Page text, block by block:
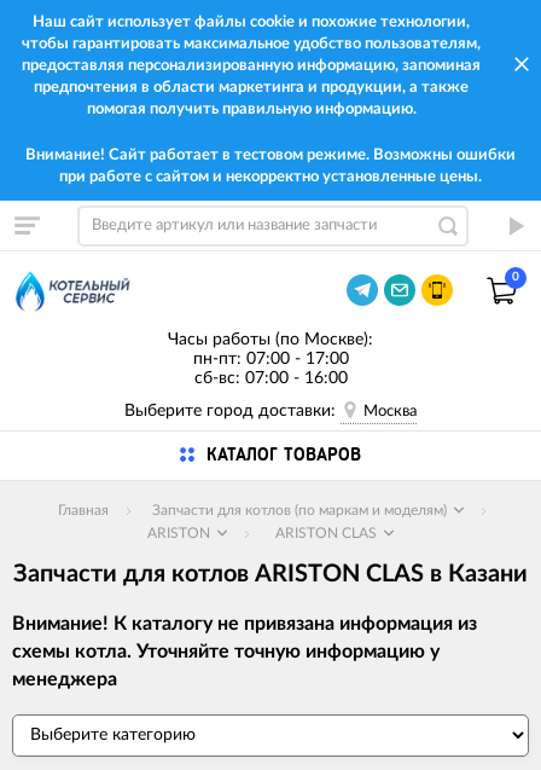
Наш сайт использует файлы cookie и похожие технологии,
чтобы гарантировать максимальное удобство пользователям,
предоставляя персонализированную информацию, запоминая
предпочтения в области маркетинга и продукции, а также
помогая получить правильную информацию.
Внимание! Сайт работает в тестовом режиме. Возможны ошибки
при работе с сайтом и некорректно установленные цены.
0
Часы работы (по Москве):
пн-пт: 07:00 - 17:00
сб-вс: 07:00 - 16:00
Выберите город доставки:
Москва
КАТАЛОГ ТОВАРОВ
Главная
Запчасти для котлов (по маркам и моделям)
ARISTON
ARISTON CLAS
Запчасти для котлов ARISTON CLAS в Казани
Внимание! К каталогу не привязана информация из
схемы котла. Уточняйте точную информацию у
менеджера